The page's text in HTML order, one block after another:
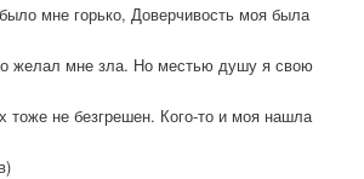
мне горько, Доверчивость моя была
желал мне зла. Но местью душу я свою
тоже не безгрешен. Кого-то и моя нашла